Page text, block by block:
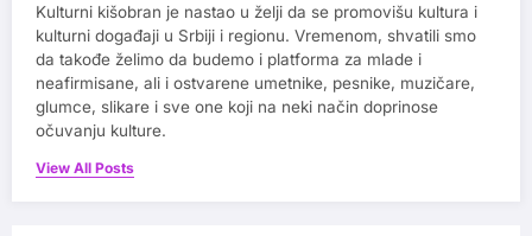
Kulturni kišobran je nastao u želji da se promovišu kultura i
kulturni događaji u Srbiji i regionu. Vremenom, shvatili smo
da takođe želimo da budemo i platforma za mlade i
neafirmisane, ali i ostvarene umetnike, pesnike, muzičare,
glumce, slikare i sve one koji na neki način doprinose
očuvanju kulture.
View All Posts